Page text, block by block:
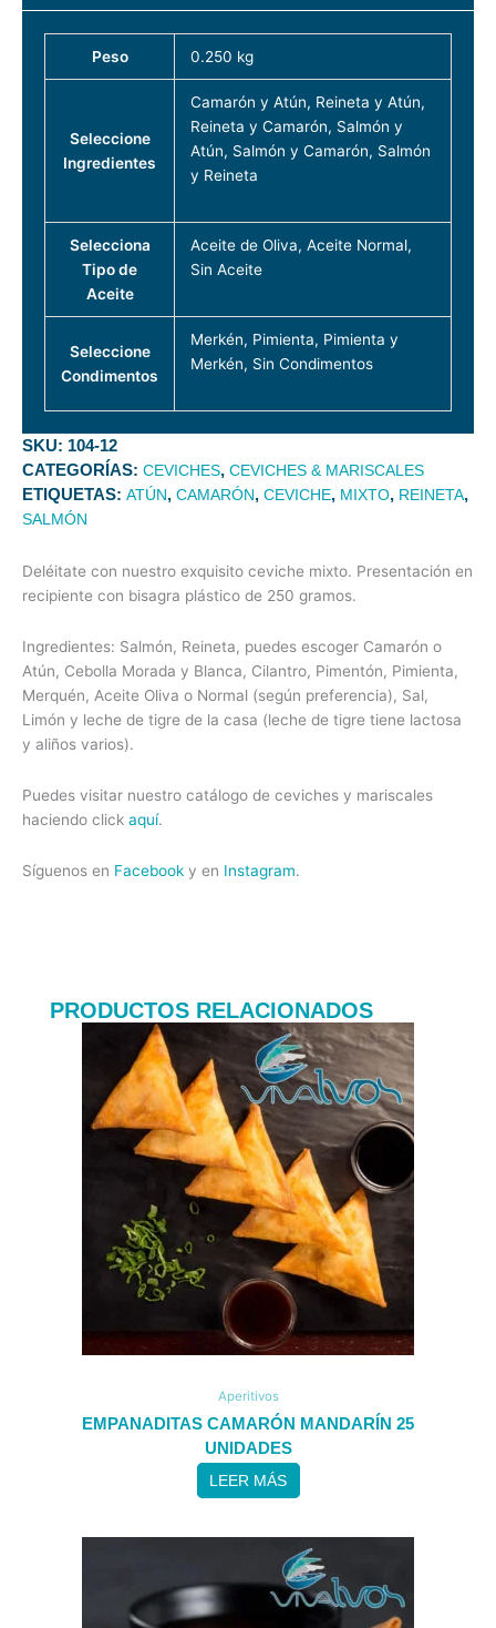
Peso 0.250 kg
Seleccione
Ingredientes
Camarón y Atún, Reineta y Atún,
Reineta y Camarón, Salmón y
Atún, Salmón y Camarón, Salmón
y Reineta
Selecciona
Tipo de
Aceite
Aceite de Oliva, Aceite Normal,
Sin Aceite
Seleccione
Condimentos
Merkén, Pimienta, Pimienta y
Merkén, Sin Condimentos
SKU: 104-12
CATEGORÍAS: CEVICHES, CEVICHES & MARISCALES
ETIQUETAS: ATÚN, CAMARÓN, CEVICHE, MIXTO, REINETA,
SALMÓN
Deléitate con nuestro exquisito ceviche mixto. Presentación en
recipiente con bisagra plástico de 250 gramos.
Ingredientes: Salmón, Reineta, puedes escoger Camarón o
Atún, Cebolla Morada y Blanca, Cilantro, Pimentón, Pimienta,
Merquén, Aceite Oliva o Normal (según preferencia), Sal,
Limón y leche de tigre de la casa (leche de tigre tiene lactosa
y aliños varios).
Puedes visitar nuestro catálogo de ceviches y mariscales
haciendo click aquí.
Síguenos en Facebook y en Instagram.
PRODUCTOS RELACIONADOS
Aperitivos
EMPANADITAS CAMARÓN MANDARÍN 25
UNIDADES
LEER MÁS